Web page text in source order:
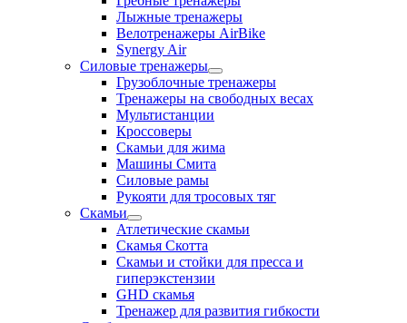
Лыжные тренажеры
Велотренажеры AirBike
Synergy Air
Силовые тренажеры
Грузоблочные тренажеры
Тренажеры на свободных весах
Мультистанции
Кроссоверы
Скамьи для жима
Машины Смита
Силовые рамы
Рукояти для тросовых тяг
Скамьи
Атлетические скамьи
Скамья Скотта
Скамьи и стойки для пресса и
гиперэкстензии
GHD скамья
Тренажер для развития гибкости